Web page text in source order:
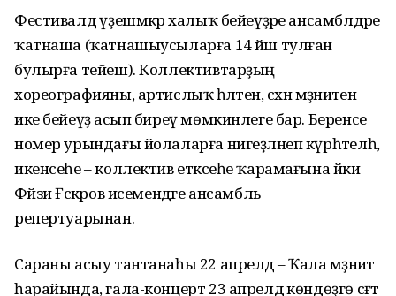
Фестивалдә үҙешмәкәр халыҡ бейеүҙәре ансамблдәре
ҡатнаша (ҡатнашыусыларға 14 йәш тулған
булырға тейеш). Коллективтарҙың
хореографияны, артислыҡ һәләтен, сәхнә мәҙәниәтен
ике бейеүҙә асып биреү мөмкинлеге бар. Беренсе
номер урындағы йолаларға нигеҙләнеп күрһәтелһә,
икенсеһе – коллектив етәксеһе ҡарамағына йәки
Фәйзи Ғәскәров исемендәге ансамбль
репертуарынан.
Сараны асыу тантанаһы 22 апрелдә – Ҡала мәҙәниәт
һарайында, гала-концерт 23 апрелдә көндөҙгө сәғәт